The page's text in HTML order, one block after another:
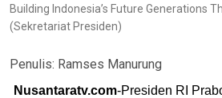
Building Indonesia’s Future Generations
(Sekretariat Presiden)
Penulis: Ramses Manurung
Nusantaratv.com-Presiden RI